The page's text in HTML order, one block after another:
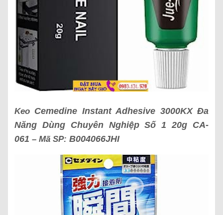
Keo Cemedine Instant Adhesive 3000KX Đa
Năng Dùng Chuyên Nghiệp Số 1 20g CA-
061 – Mã SP: B004066JHI